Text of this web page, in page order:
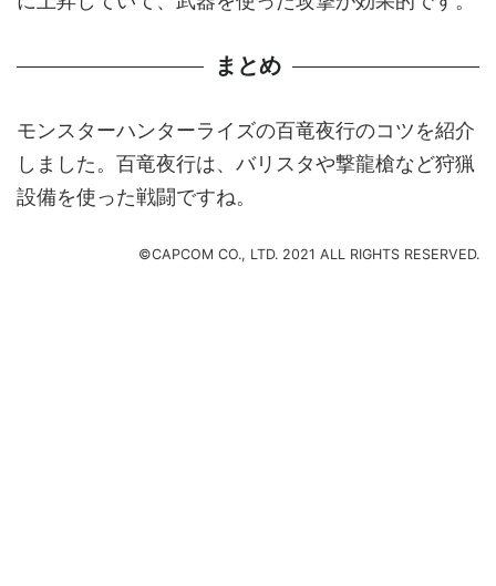
まとめ
モンスターハンターライズの百竜夜行のコツを紹介
しました。百竜夜行は、バリスタや撃龍槍など狩猟
設備を使った戦闘ですね。
©CAPCOM CO., LTD. 2021 ALL RIGHTS RESERVED.